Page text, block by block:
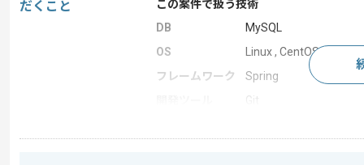
だくこと
この案件で扱う技術
DB
MySQL
OS
Linux , CentOS
フレームワーク
Spring
Git